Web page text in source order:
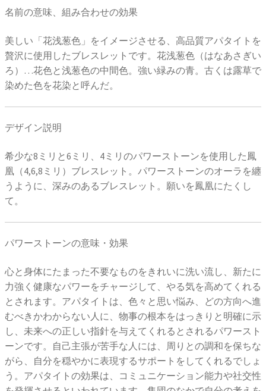
名前の意味、組み合わせの効果
美しい「花浅葱色」をイメージさせる、高品質アパタイトを
贅沢に使用したブレスレットです。花浅葱色（はなあさぎい
ろ）…花色と浅葱色の中間色。強い緑みの青。古くは露草で
染めた色を花染と呼んだ。
デザイン説明
希少な8ミリと6ミリ、4ミリのパワーストーンを使用した鳳
凰（4,6,8ミリ）ブレスレット。パワーストーンのオーラを纏
うように、深みのあるブレスレット。願いを鳳凰にたくし
て。
パワーストーンの意味・効果
心と身体にたまった不要なものをきれいに洗い流し、新たに
力強く健康なパワーをチャージして、やる気を高めてくれる
とされます。アパタイトは、色々と思い悩み、どの方向へ進
むべきかわからない人に、物事の根本をはっきりと明確に示
し、未来への正しい指針を与えてくれるとされるパワースト
ーンです。自己主張が苦手な人には、周りとの調和を保ちな
がら、自分を穏やかに表現するサポートをしてくれるでしょ
う。アパタイトの効果は、コミュニケーション能力や社交性